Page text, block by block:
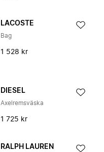
LACOSTE
Bag
1 528 kr
DIESEL
Axelremsväska
1 725 kr
RALPH LAUREN